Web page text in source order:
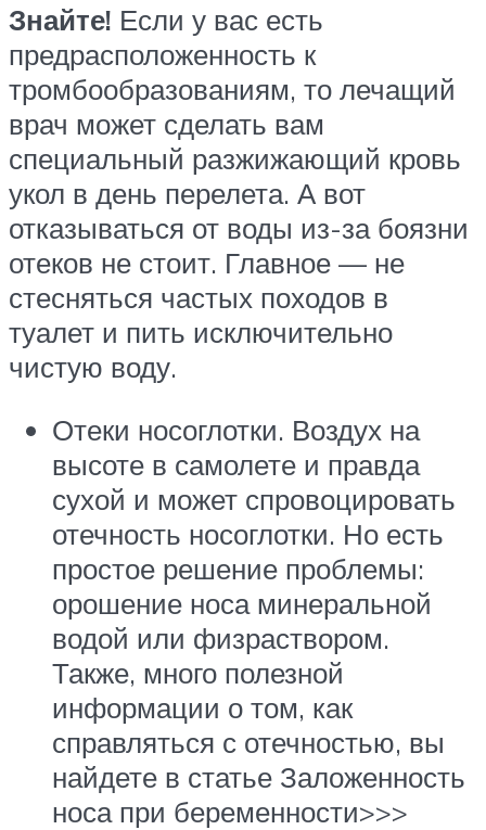
Знайте! Если у вас есть
предрасположенность к
тромбообразованиям, то лечащий
врач может сделать вам
специальный разжижающий кровь
укол в день перелета. А вот
отказываться от воды из-за боязни
отеков не стоит. Главное — не
стесняться частых походов в
туалет и пить исключительно
чистую воду.
Отеки носоглотки. Воздух на
высоте в самолете и правда
сухой и может спровоцировать
отечность носоглотки. Но есть
простое решение проблемы:
орошение носа минеральной
водой или физраствором.
Также, много полезной
информации о том, как
справляться с отечностью, вы
найдете в статье Заложенность
носа при беременности>>>